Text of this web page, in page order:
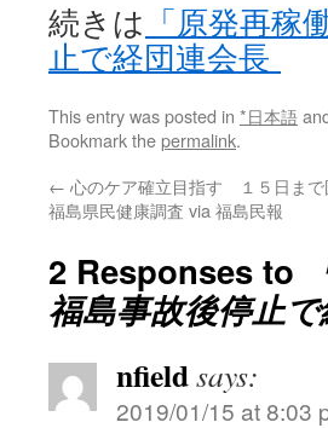
続きは 「原発再
止で経団連会長
This entry was posted in *日本語
Bookmark thepermalink.
← 心のケア確立目指す １５日ま
福島県民健康調査 via 福島民報
2 Responses to
福島事故後停止
nfieldsays:
2019/01/15 at 8:03